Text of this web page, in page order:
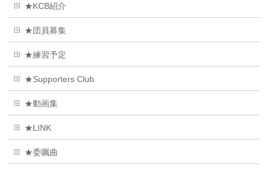
★KCB紹介
★団員募集
★練習予定
★Supporters Club
★動画集
★LINK
★委嘱曲